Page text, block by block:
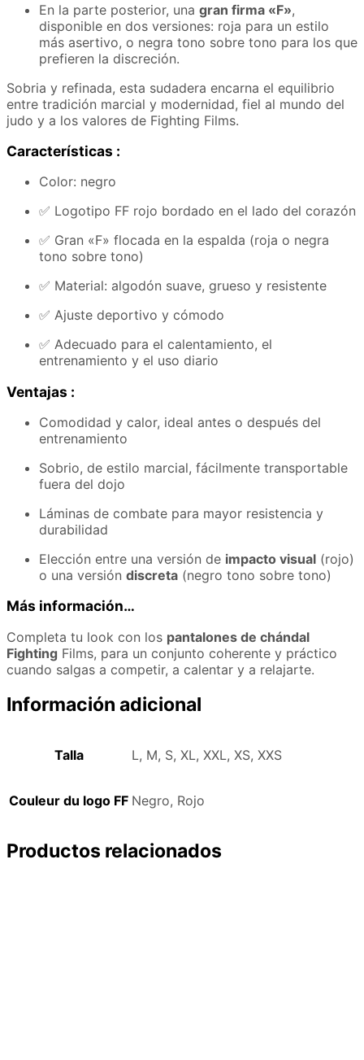
En la parte posterior, una gran firma «F»,
disponible en dos versiones: roja para un estilo
más asertivo, o negra tono sobre tono para los que
prefieren la discreción.
Sobria y refinada, esta sudadera encarna el equilibrio
entre tradición marcial y modernidad, fiel al mundo del
judo y a los valores de Fighting Films.
Características :
Color: negro
✅ Logotipo FF rojo bordado en el lado del corazón
✅ Gran «F» flocada en la espalda (roja o negra
tono sobre tono)
✅ Material: algodón suave, grueso y resistente
✅ Ajuste deportivo y cómodo
✅ Adecuado para el calentamiento, el
entrenamiento y el uso diario
Ventajas :
Comodidad y calor, ideal antes o después del
entrenamiento
Sobrio, de estilo marcial, fácilmente transportable
fuera del dojo
Láminas de combate para mayor resistencia y
durabilidad
Elección entre una versión de impacto visual (rojo)
o una versión discreta (negro tono sobre tono)
Más información…
Completa tu look con los pantalones de chándal
Fighting Films, para un conjunto coherente y práctico
cuando salgas a competir, a calentar y a relajarte.
Información adicional
Talla L, M, S, XL, XXL, XS, XXS
Couleur du logo FF Negro, Rojo
Productos relacionados